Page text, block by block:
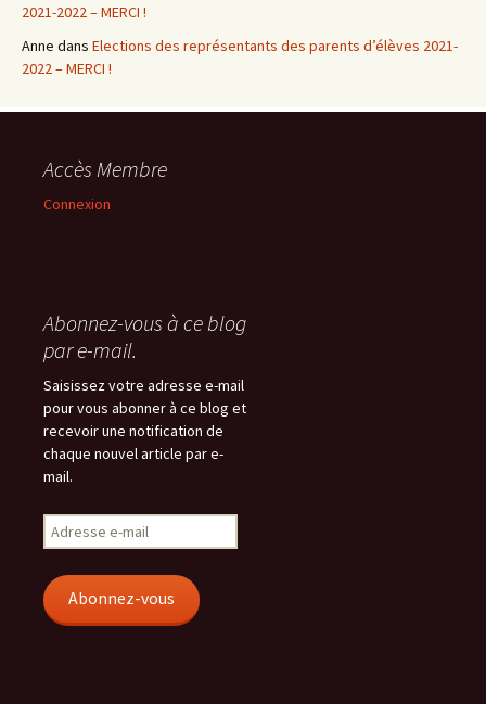
2021-2022 – MERCI !
Anne dans Elections des représentants des parents d’élèves 2021-
2022 – MERCI !
Accès Membre
Connexion
Abonnez-vous à ce blog
par e-mail.
Saisissez votre adresse e-mail
pour vous abonner à ce blog et
recevoir une notification de
chaque nouvel article par e-
mail.
Adresse
e-
Abonnez-vous